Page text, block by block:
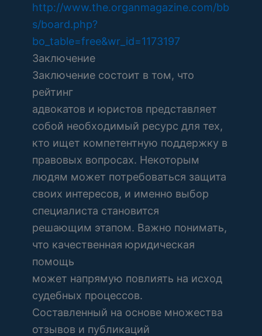
http://www.the.organmagazine.com/bb
s/board.php?
bo_table=free&wr_id=1173197
Заключение
Заключение состоит в том, что
рейтинг
адвокатов и юристов представляет
собой необходимый ресурс для тех,
кто ищет компетентную поддержку в
правовых вопросах. Некоторым
людям может потребоваться защита
своих интересов, и именно выбор
специалиста становится
решающим этапом. Важно понимать,
что качественная юридическая
помощь
может напрямую повлиять на исход
судебных процессов.
Составленный на основе множества
отзывов и публикаций